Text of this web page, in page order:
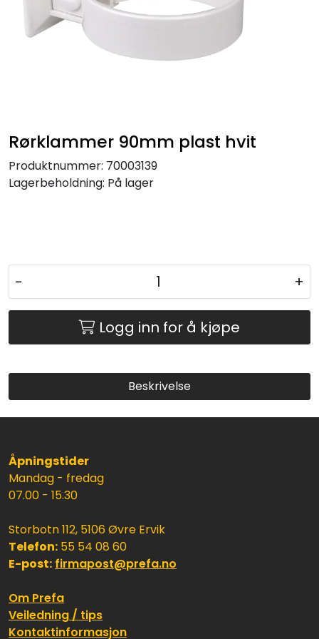
Rørklammer 90mm plast hvit
Produktnummer: 70003139
Lagerbeholdning: På lager
- +
Logg inn for å kjøpe
Beskrivelse
Åpningstider
Mandag - fredag
07.00 - 15.30
Storbotn 112, 5106 Øvre Ervik
Telefon: 55 54 08 60
E-post: firmapost@prefa.no
Om Prefa
Veiledning / tips
Kontaktinformasjon